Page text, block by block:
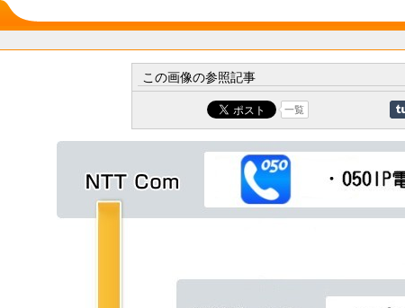
この画像の参照記事
一覧